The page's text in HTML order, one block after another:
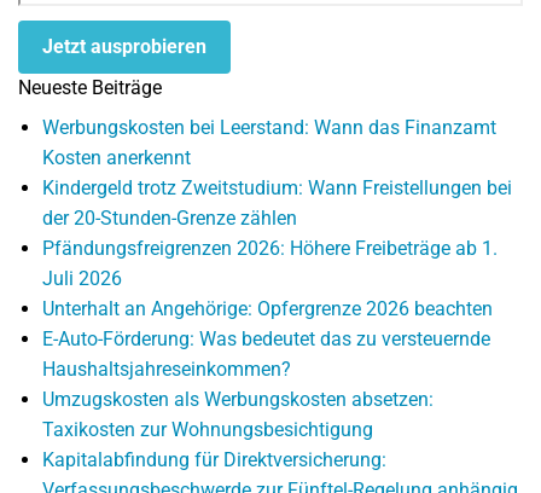
Jetzt ausprobieren
Neueste Beiträge
Werbungskosten bei Leerstand: Wann das Finanzamt
Kosten anerkennt
Kindergeld trotz Zweitstudium: Wann Freistellungen bei
der 20-Stunden-Grenze zählen
Pfändungsfreigrenzen 2026: Höhere Freibeträge ab 1.
Juli 2026
Unterhalt an Angehörige: Opfergrenze 2026 beachten
E-Auto-Förderung: Was bedeutet das zu versteuernde
Haushaltsjahreseinkommen?
Umzugskosten als Werbungskosten absetzen:
Taxikosten zur Wohnungsbesichtigung
Kapitalabfindung für Direktversicherung: